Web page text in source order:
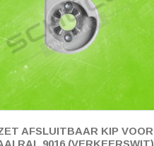
AFSLUITBAAR KIP VOOR
RAL 9016 (VERKEERSWIT)